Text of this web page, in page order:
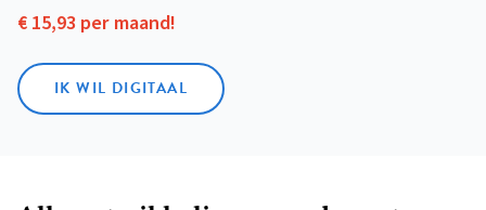
€ 15,93 per maand!
IK WIL DIGITAAL